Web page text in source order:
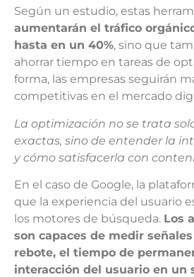
Según un estudio, estas
aumentarán el tráfico
hasta en un 40%, sino que
ahorrar tiempo en tareas de
forma, las empresas seguirán
competitivas en el mercado
La optimización no se trata
exactas, sino de entender la
y cómo satisfacerla con
En el caso de Google, la
que la experiencia del usuario
los motores de búsqueda. Los
son capaces de medir
rebote, el tiempo de
interacción del usuario en un